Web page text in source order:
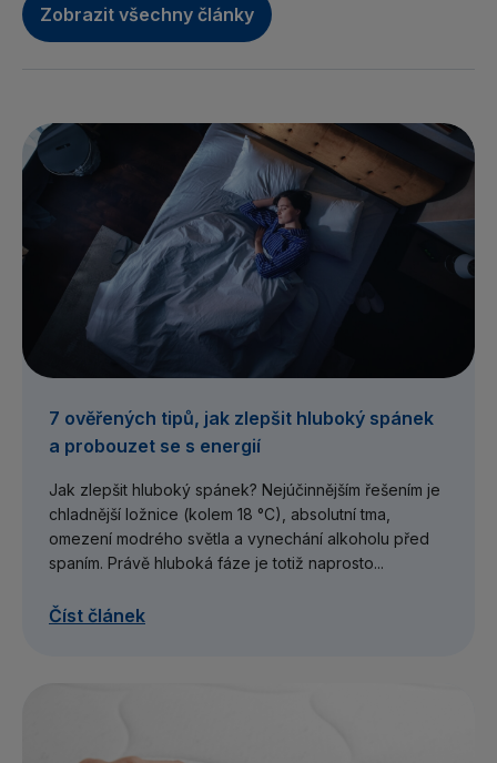
Zobrazit všechny články
7 ověřených tipů, jak zlepšit hluboký spánek
a probouzet se s energií
Jak zlepšit hluboký spánek? Nejúčinnějším řešením je
chladnější ložnice (kolem 18 °C), absolutní tma,
omezení modrého světla a vynechání alkoholu před
spaním. Právě hluboká fáze je totiž naprosto...
Číst článek